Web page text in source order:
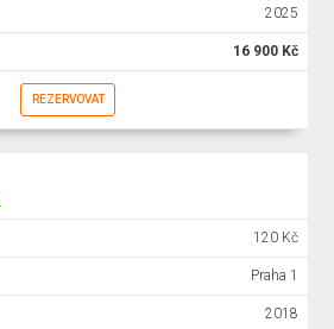
2025
16 900 Kč
REZERVOVAT
120 Kč
Praha 1
2018